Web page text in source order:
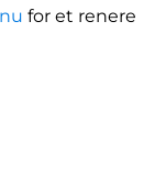
for et renere